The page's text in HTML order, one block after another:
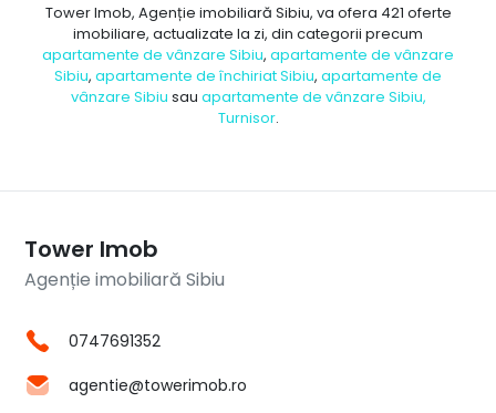
Tower Imob, Agenție imobiliară Sibiu, va ofera 421 oferte
imobiliare, actualizate la zi, din categorii precum
apartamente de vânzare Sibiu, apartamente de vânzare
Sibiu, apartamente de închiriat Sibiu, apartamente de
vânzare Sibiu sau apartamente de vânzare Sibiu,
Turnisor.
Tower Imob
Agenție imobiliară Sibiu
0747691352
agentie@towerimob.ro